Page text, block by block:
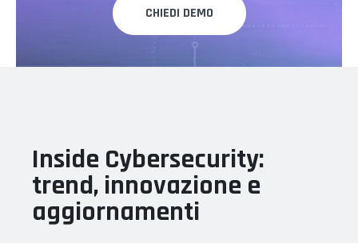
CHIEDI DEMO
Inside Cybersecurity:
trend, innovazione e
aggiornamenti